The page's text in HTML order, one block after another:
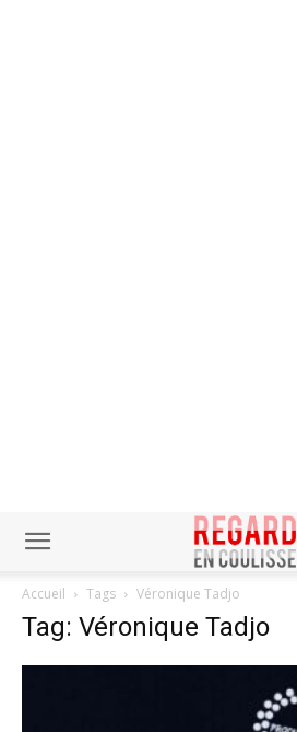
Accueil Tags Véronique Tadjo
Tag: Véronique Tadjo